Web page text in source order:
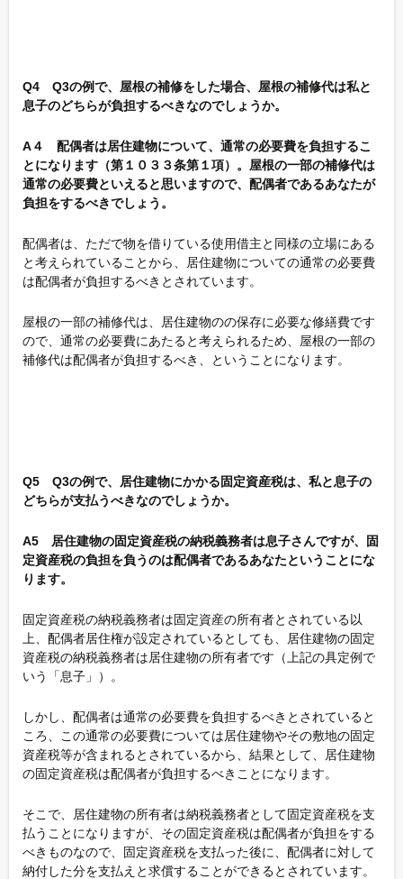
Q4 Q3の例で、屋根の補修をした場合、屋根の補修代は私と
息子のどちらが負担するべきなのでしょうか。
A４ 配偶者は居住建物について、通常の必要費を負担するこ
とになります（第１０３３条第１項）。屋根の一部の補修代は
通常の必要費といえると思いますので、配偶者であるあなたが
負担をするべきでしょう。
配偶者は、ただで物を借りている使用借主と同様の立場にある
と考えられていることから、居住建物についての通常の必要費
は配偶者が負担するべきとされています。
屋根の一部の補修代は、居住建物のの保存に必要な修繕費です
ので、通常の必要費にあたると考えられるため、屋根の一部の
補修代は配偶者が負担するべき、ということになります。
Q5 Q3の例で、居住建物にかかる固定資産税は、私と息子の
どちらが支払うべきなのでしょうか。
A5 居住建物の固定資産税の納税義務者は息子さんですが、固
定資産税の負担を負うのは配偶者であるあなたということにな
ります。
固定資産税の納税義務者は固定資産の所有者とされている以
上、配偶者居住権が設定されているとしても、居住建物の固定
資産税の納税義務者は居住建物の所有者です（上記の具定例で
いう「息子」）。
しかし、配偶者は通常の必要費を負担するべきとされていると
ころ、この通常の必要費については居住建物やその敷地の固定
資産税等が含まれるとされているから、結果として、居住建物
の固定資産税は配偶者が負担するべきことになります。
そこで、居住建物の所有者は納税義務者として固定資産税を支
払うことになりますが、その固定資産税は配偶者が負担をする
べきものなので、固定資産税を支払った後に、配偶者に対して
納付した分を支払えと求償することができるとされています。